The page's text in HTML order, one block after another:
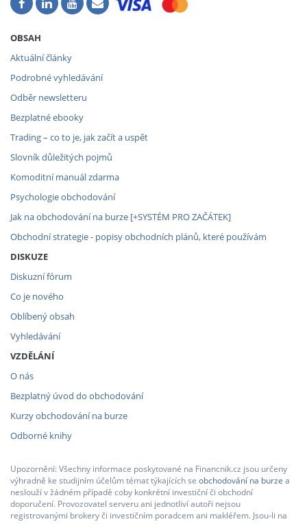
OBSAH
Aktuální články
Podrobné vyhledávání
Odběr newsletteru
Bezplatné ebooky
Trading – co to je, jak začít a uspět
Slovník důležitých pojmů
Komoditní manuál zdarma
Psychologie obchodování
Jak na obchodování na burze [+SYSTÉM PRO ZAČÁTEK]
Obchodní strategie - popisy obchodních plánů, které používám
DISKUZE
Diskuzní fórum
Co je nového
Oblíbený obsah
Vyhledávání
VZDĚLÁNÍ
O nás
Bezplatný úvod do obchodování
Kurzy obchodování na burze
Odborné knihy
Upozornění: Všechny informace poskytované na Financnik.cz jsou určeny
výhradně ke studijním účelům témat týkajících se obchodování na burze a
neslouží v žádném případě coby konkrétní investiční či obchodní
doporučení. Provozovatel serveru ani jednotliví autoři nejsou
registrovanými brokery či investičním poradcem ani makléřem. Jsou-li na